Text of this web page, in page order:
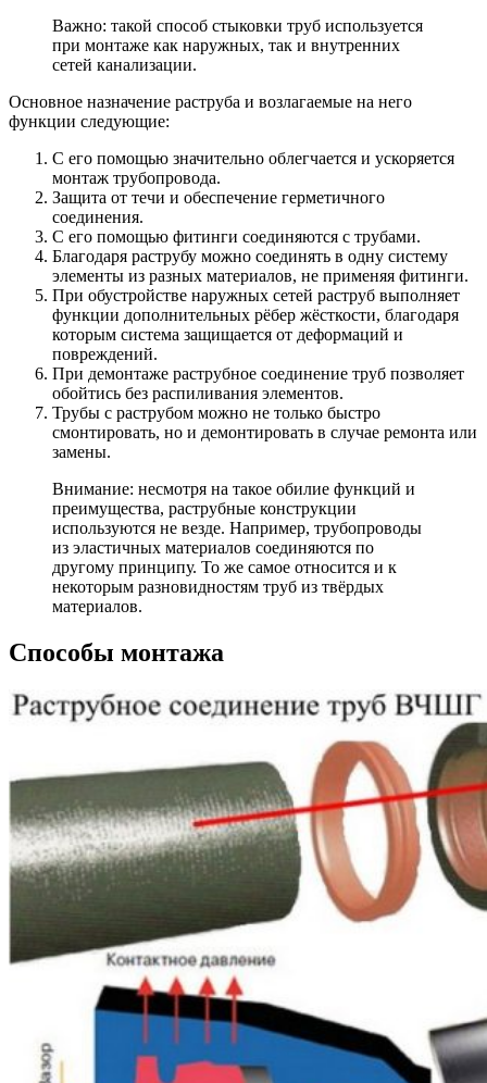
Важно: такой способ стыковки труб используется
при монтаже как наружных, так и внутренних
сетей канализации.
Основное назначение раструба и возлагаемые на него
функции следующие:
С его помощью значительно облегчается и ускоряется
монтаж трубопровода.
Защита от течи и обеспечение герметичного
соединения.
С его помощью фитинги соединяются с трубами.
Благодаря раструбу можно соединять в одну систему
элементы из разных материалов, не применяя фитинги.
При обустройстве наружных сетей раструб выполняет
функции дополнительных рёбер жёсткости, благодаря
которым система защищается от деформаций и
повреждений.
При демонтаже раструбное соединение труб позволяет
обойтись без распиливания элементов.
Трубы с раструбом можно не только быстро
смонтировать, но и демонтировать в случае ремонта или
замены.
Внимание: несмотря на такое обилие функций и
преимущества, раструбные конструкции
используются не везде. Например, трубопроводы
из эластичных материалов соединяются по
другому принципу. То же самое относится и к
некоторым разновидностям труб из твёрдых
материалов.
Способы монтажа